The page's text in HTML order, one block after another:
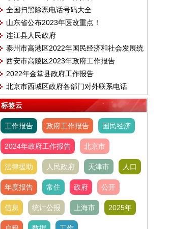
全国扫黑除恶电话号码大全
山东省公布2023年医改重点！
连江县人民政府
泰州市高港区2022年国民经济和社会发展统
计公报
西安市高陵区2023年政府工作报告
2022年金堂县政府工作报告
北京市西城区政府各部门对外联系电话
标签云
工作报告 政府工作报告 国民经济
2024年政府工作报告 北京市
法律援助 人民政府 天津市 人口
年度报告 常住 政府 公开
信息 统计公报 上海市 2025年